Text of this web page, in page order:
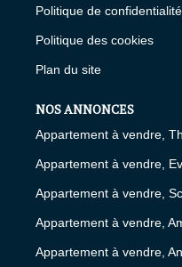
Politique de confidentialité
Politique des cookies
Plan du site
NOS ANNONCES
Appartement à vendre,
Appartement à vendre,
Appartement à vendre,
Appartement à vendre,
Appartement à vendre,